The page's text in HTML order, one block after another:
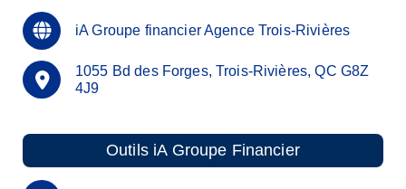
iA Groupe financier Agence Trois-Rivières
1055 Bd des Forges, Trois-Rivières, QC G8Z
4J9
Outils iA Groupe Financier